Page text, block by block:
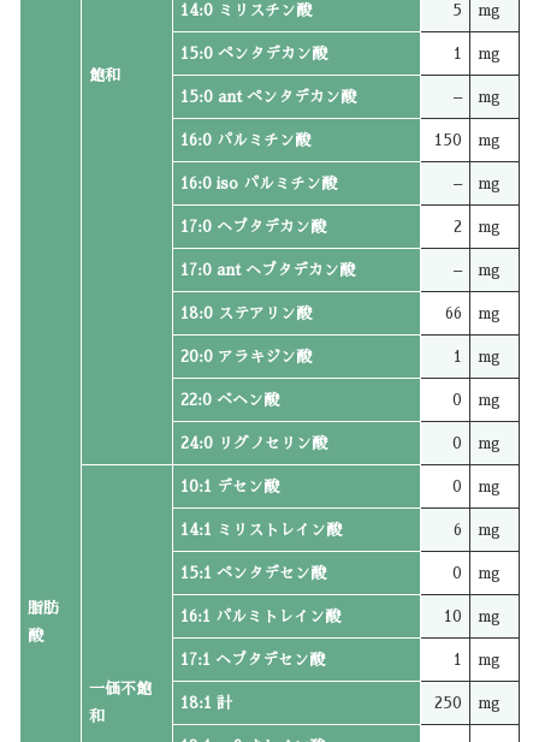
脂肪
酸
飽和
14:0 ミリスチン酸 5 mg
15:0 ペンタデカン酸 1 mg
15:0 ant ペンタデカン酸 – mg
16:0 パルミチン酸 150 mg
16:0 iso パルミチン酸 – mg
17:0 ヘプタデカン酸 2 mg
17:0 ant ヘプタデカン酸 – mg
18:0 ステアリン酸 66 mg
20:0 アラキジン酸 1 mg
22:0 ベヘン酸 0 mg
24:0 リグノセリン酸 0 mg
一価不飽
和
10:1 デセン酸 0 mg
14:1 ミリストレイン酸 6 mg
15:1 ペンタデセン酸 0 mg
16:1 パルミトレイン酸 10 mg
17:1 ヘプタデセン酸 1 mg
18:1 計 250 mg